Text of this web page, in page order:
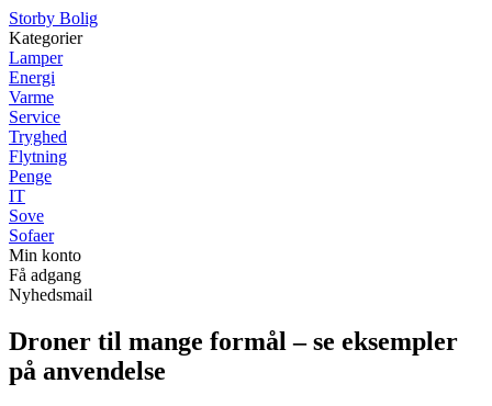
Storby Bolig
Kategorier
Lamper
Energi
Varme
Service
Tryghed
Flytning
Penge
IT
Sove
Sofaer
Min konto
Få adgang
Nyhedsmail
Droner til mange formål – se eksempler
på anvendelse